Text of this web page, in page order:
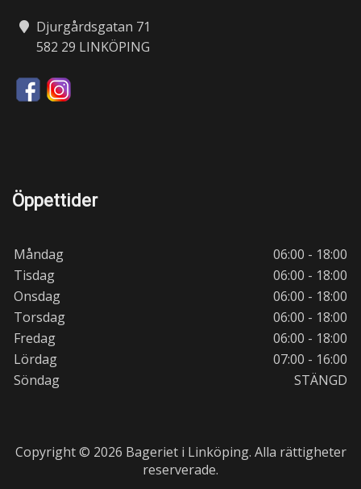
Djurgårdsgatan 71
582 29 LINKÖPING
Öppettider
Måndag
06:00 - 18:00
Tisdag
06:00 - 18:00
Onsdag
06:00 - 18:00
Torsdag
06:00 - 18:00
Fredag
06:00 - 18:00
Lördag
07:00 - 16:00
Söndag
STÄNGD
Copyright © 2026 Bageriet i Linköping. Alla rättigheter
reserverade.